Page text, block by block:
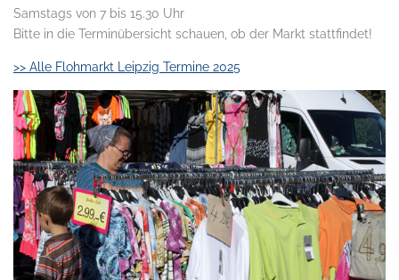
Samstags von 7 bis 15.30 Uhr
Bitte in die Terminübersicht schauen, ob der Markt stattfindet!
>> Alle Flohmarkt Leipzig Termine 2025